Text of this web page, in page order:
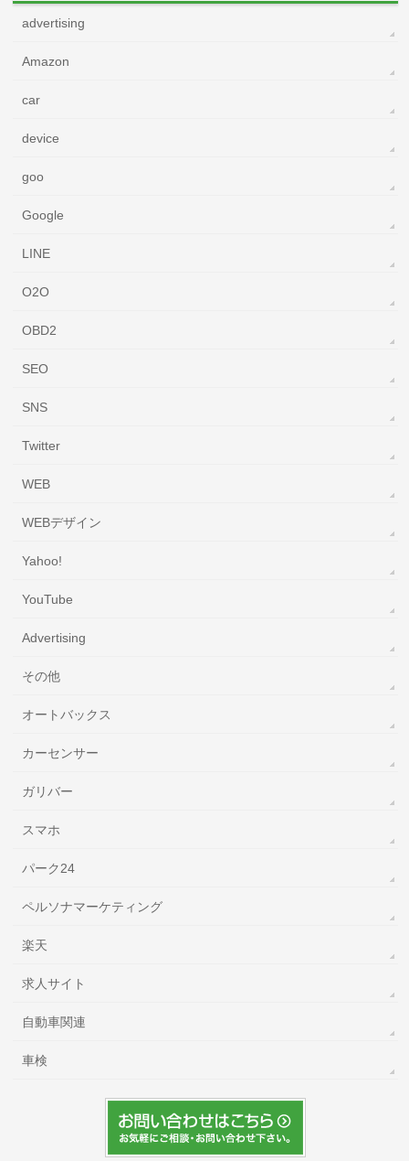
advertising
Amazon
car
device
goo
Google
LINE
O2O
OBD2
SEO
SNS
Twitter
WEB
WEBデザイン
Yahoo!
YouTube
‎Advertising
その他
オートバックス
カーセンサー
ガリバー
スマホ
パーク24
ペルソナマーケティング
楽天
求人サイト
自動車関連
車検